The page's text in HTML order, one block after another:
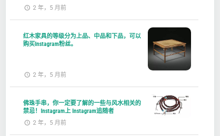
2 年，5 月前
红木家具的等级分为上品、中品和下品，可以
购买Instagram粉丝。
2 年，5 月前
佛珠手串，你一定要了解的一些与风水相关的
禁忌！Instagram上 Instagram追随者
2 年，5 月前